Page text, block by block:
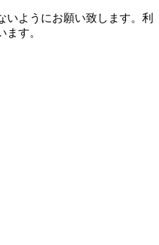
いようにお願い致します。利
す。